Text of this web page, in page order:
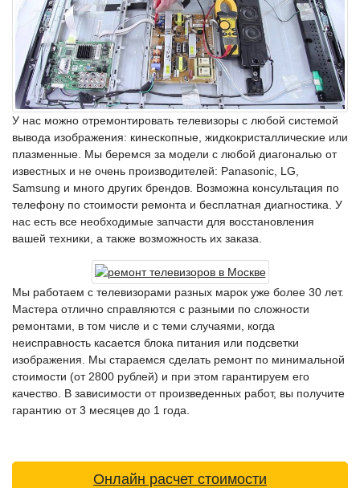
У нас можно отремонтировать телевизоры с любой системой
вывода изображения: кинескопные, жидкокристаллические или
плазменные. Мы беремся за модели с любой диагональю от
известных и не очень производителей: Panasonic, LG,
Samsung и много других брендов. Возможна консультация по
телефону по стоимости ремонта и бесплатная диагностика. У
нас есть все необходимые запчасти для восстановления
вашей техники, а также возможность их заказа.
Мы работаем с телевизорами разных марок уже более 30 лет.
Мастера отлично справляются с разными по сложности
ремонтами, в том числе и с теми случаями, когда
неисправность касается блока питания или подсветки
изображения. Мы стараемся сделать ремонт по минимальной
стоимости (от 2800 рублей) и при этом гарантируем его
качество. В зависимости от произведенных работ, вы получите
гарантию от 3 месяцев до 1 года.
Онлайн расчет стоимости